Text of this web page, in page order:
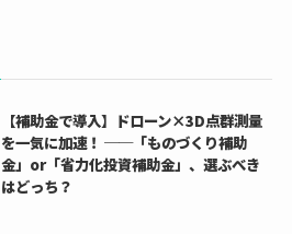
【補助金で導入】ドローン×3D点群測量
を一気に加速！ ──「ものづくり補助
金」or「省力化投資補助金」、選ぶべき
はどっち？